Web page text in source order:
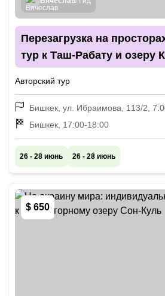
Перезагрузка на
тур к Таш-Рабату и озеру
Авторский тур
Бишкек, ул. Ибраимова, 113/2,
Бишкек, 17:00-18:00
26 - 28 июнь 26 - 28 июнь
$ 650